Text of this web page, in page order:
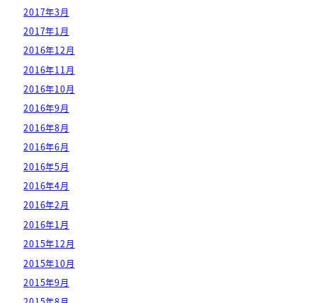
2017年3月
2017年1月
2016年12月
2016年11月
2016年10月
2016年9月
2016年8月
2016年6月
2016年5月
2016年4月
2016年2月
2016年1月
2015年12月
2015年10月
2015年9月